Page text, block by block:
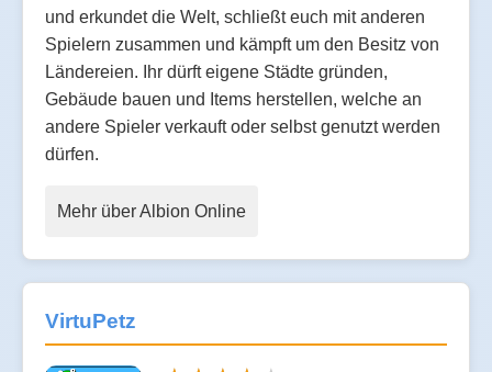
und erkundet die Welt, schließt euch mit anderen
Spielern zusammen und kämpft um den Besitz von
Ländereien. Ihr dürft eigene Städte gründen,
Gebäude bauen und Items herstellen, welche an
andere Spieler verkauft oder selbst genutzt werden
dürfen.
Mehr über Albion Online
VirtuPetz